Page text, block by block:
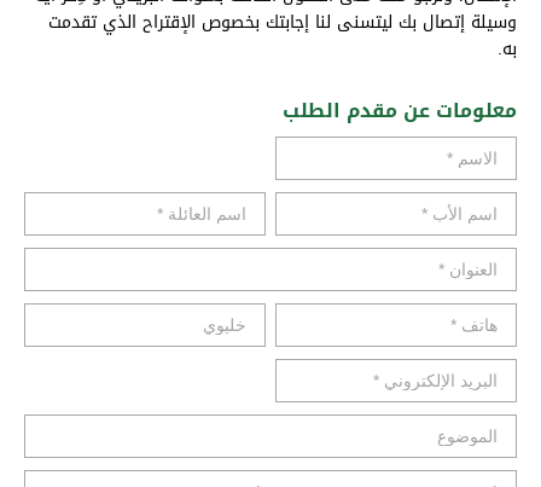
وسيلة إتصال بك ليتسنى لنا إجابتك بخصوص الإقتراح الذي تقدمت
به.
معلومات عن مقدم الطلب